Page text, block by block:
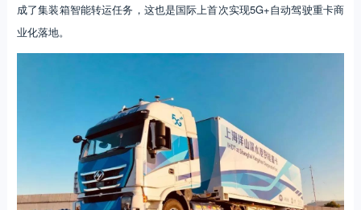
成了集装箱智能转运任务，这也是国际上首次实现5G+自动驾驶重卡商
业化落地。